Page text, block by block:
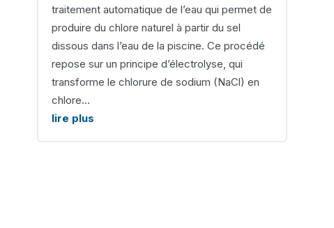
traitement automatique de l’eau qui permet de
produire du chlore naturel à partir du sel
dissous dans l’eau de la piscine. Ce procédé
repose sur un principe d’électrolyse, qui
transforme le chlorure de sodium (NaCl) en
chlore...
lire plus